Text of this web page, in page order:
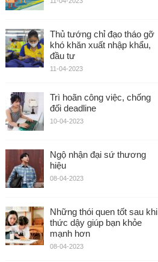
Thủ tướng chỉ đạo tháo gỡ
khó khăn xuất nhập khẩu,
đầu tư
11-04-2023
Trì hoãn công việc, chống
đối deadline
10-04-2023
Ngộ nhận đại sứ thương
hiệu
08-04-2023
Những thói quen tốt sau khi
thức dậy giúp bạn khỏe
mạnh hơn
08-04-2023